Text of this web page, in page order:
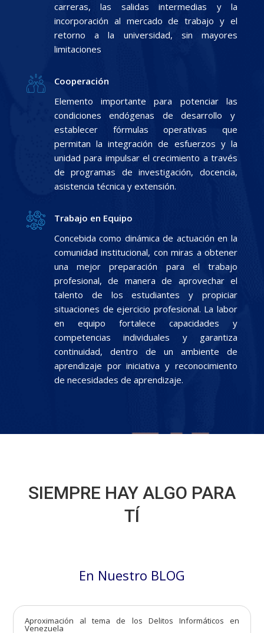
carreras, las salidas intermedias y la
incorporación al mercado de trabajo y el
retorno a la universidad, sin mayores
limitaciones
Cooperación
Elemento importante para potenciar las
condiciones endógenas de desarrollo y
establecer fórmulas operativas que
permitan la integración de esfuerzos y la
unidad para impulsar el crecimiento a través
de programas de investigación, docencia,
asistencia técnica y extensión.
Trabajo en Equipo
Concebida como dinámica de actuación en la
comunidad institucional, con miras a obtener
una mejor preparación para el trabajo
profesional, de manera de aprovechar el
talento de los estudiantes y propiciar
situaciones de ejercicio profesional. La labor
en equipo fortalece capacidades y
competencias individuales y garantiza
continuidad, dentro de un ambiente de
aprendizaje por iniciativa y reconocimiento
de necesidades de aprendizaje.
SIEMPRE HAY ALGO PARA
TÍ
En Nuestro BLOG
Aproximación al tema de los Delitos Informáticos en
Venezuela